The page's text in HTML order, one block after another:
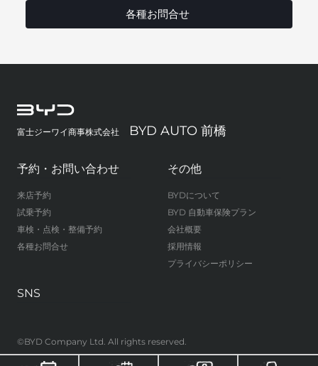
各種お問合せ
富士ジーワイ商事株式会社 BYD AUTO 前橋
予約・お問い合わせ
来店予約
試乗予約
車検・点検・整備予約
各種お問合せ
その他
BYDについて
BYD 自動車保険プラン
会社概要
採用情報
プライバシーポリシー
SNS
©BYD Company Ltd. All rights reserved.